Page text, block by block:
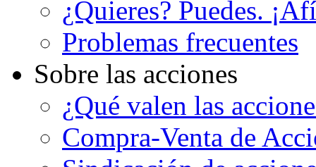
¿Quieres? Puedes.
Problemas frecuentes
Sobre las acciones
¿Qué valen las
Compra-Venta de